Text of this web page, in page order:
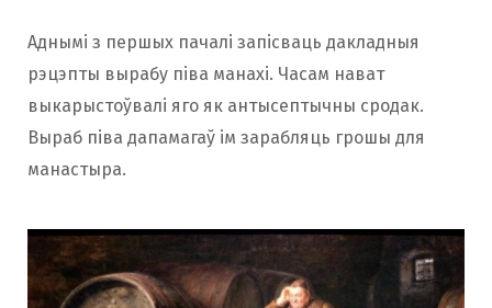
Аднымі з першых пачалі запісваць дакладныя
рэцэпты вырабу піва манахі. Часам нават
выкарыстоўвалі яго як антысептычны сродак.
Выраб піва дапамагаў ім зарабляць грошы для
манастыра.